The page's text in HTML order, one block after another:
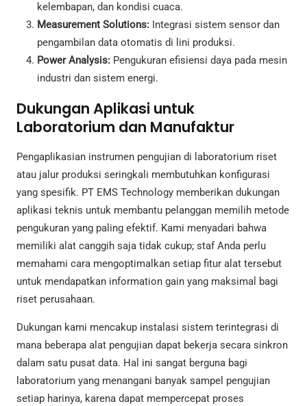
kelembapan, dan kondisi cuaca.
Measurement Solutions: Integrasi sistem sensor dan
pengambilan data otomatis di lini produksi.
Power Analysis: Pengukuran efisiensi daya pada mesin
industri dan sistem energi.
Dukungan Aplikasi untuk
Laboratorium dan Manufaktur
Pengaplikasian instrumen pengujian di laboratorium riset
atau jalur produksi seringkali membutuhkan konfigurasi
yang spesifik. PT EMS Technology memberikan dukungan
aplikasi teknis untuk membantu pelanggan memilih metode
pengukuran yang paling efektif. Kami menyadari bahwa
memiliki alat canggih saja tidak cukup; staf Anda perlu
memahami cara mengoptimalkan setiap fitur alat tersebut
untuk mendapatkan information gain yang maksimal bagi
riset perusahaan.
Dukungan kami mencakup instalasi sistem terintegrasi di
mana beberapa alat pengujian dapat bekerja secara sinkron
dalam satu pusat data. Hal ini sangat berguna bagi
laboratorium yang menangani banyak sampel pengujian
setiap harinya, karena dapat mempercepat proses